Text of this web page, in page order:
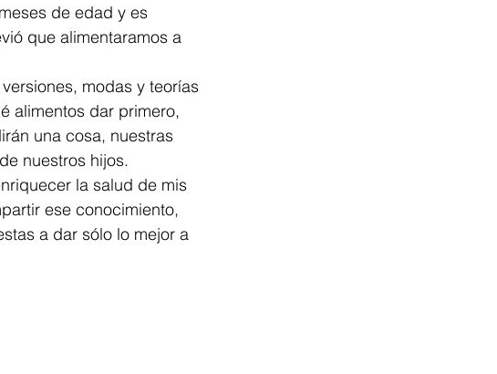
de edad y es
que alimentaramos a
modas y teorías
alimentos dar primero,
una cosa, nuestras
nuestros hijos.
la salud de mis
ese conocimiento,
a dar sólo lo mejor a